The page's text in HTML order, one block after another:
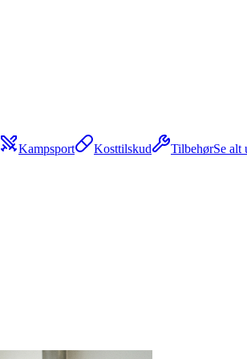
Kampsport Kosttilskud TilbehørSe alt